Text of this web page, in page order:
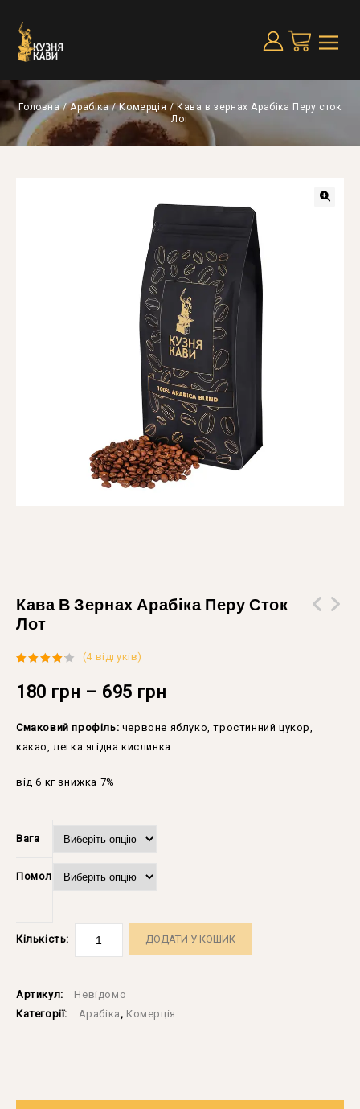
Головна/Арабіка/Комерція /Кава в зернах Арабіка Перу сток
Лот
Кава В Зернах Арабіка Перу Сток
Лот
of 5
(4 відгуків)
180 грн – 695 грн
Смаковий профіль: червоне яблуко, тростинний цукор,
какао, легка ягідна кислинка.
від 6 кг знижка 7%
Вага
Помол
Кількість: ДОДАТИ У КОШИК
Артикул:
Невідомо
Категорії:
Арабіка, Комерція